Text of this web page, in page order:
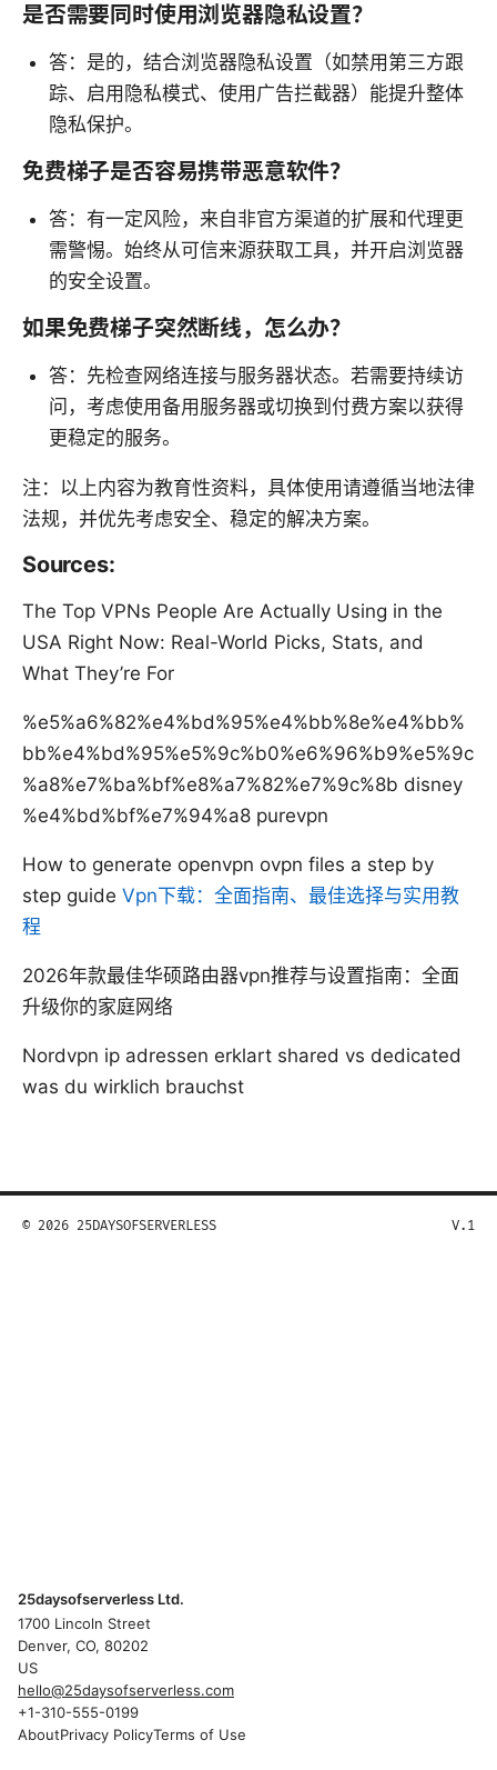
是否需要同时使用浏览器隐私设置？
答：是的，结合浏览器隐私设置（如禁用第三方跟
踪、启用隐私模式、使用广告拦截器）能提升整体
隐私保护。
免费梯子是否容易携带恶意软件？
答：有一定风险，来自非官方渠道的扩展和代理更
需警惕。始终从可信来源获取工具，并开启浏览器
的安全设置。
如果免费梯子突然断线，怎么办？
答：先检查网络连接与服务器状态。若需要持续访
问，考虑使用备用服务器或切换到付费方案以获得
更稳定的服务。
注：以上内容为教育性资料，具体使用请遵循当地法律
法规，并优先考虑安全、稳定的解决方案。
Sources:
The Top VPNs People Are Actually Using in the
USA Right Now: Real-World Picks, Stats, and
What They’re For
%e5%a6%82%e4%bd%95%e4%bb%8e%e4%bb%
bb%e4%bd%95%e5%9c%b0%e6%96%b9%e5%9c
%a8%e7%ba%bf%e8%a7%82%e7%9c%8b disney
%e4%bd%bf%e7%94%a8 purevpn
How to generate openvpn ovpn files a step by
step guide Vpn下载：全面指南、最佳选择与实用教
程
2026年款最佳华硕路由器vpn推荐与设置指南：全面
升级你的家庭网络
Nordvpn ip adressen erklart shared vs dedicated
was du wirklich brauchst
© 2026 25DAYSOFSERVERLESS V.1
25daysofserverless Ltd.
1700 Lincoln Street
Denver, CO, 80202
US
hello@25daysofserverless.com
+1-310-555-0199
AboutPrivacy PolicyTerms of Use